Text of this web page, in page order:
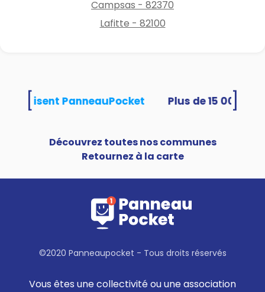
Campsas - 82370
Lafitte - 82100
utilisent PanneauPocket
Découvrez toutes nos communes
Retournez à la carte
©2020 Panneaupocket - Tous droits réservés
Vous êtes une collectivité ou une association